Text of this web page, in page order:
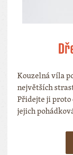
Kouzelná víla
největších
Přidejte ji proto
jejich